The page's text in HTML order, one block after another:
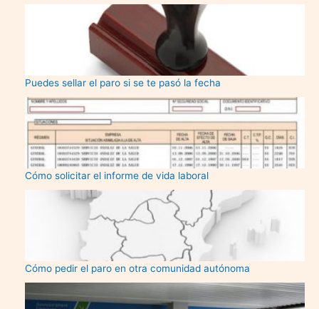
Puedes sellar el paro si se te pasó la fecha
Cómo solicitar el informe de vida laboral
Cómo pedir el paro en otra comunidad autónoma